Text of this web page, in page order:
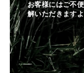
お客様にはご不
解いただきます